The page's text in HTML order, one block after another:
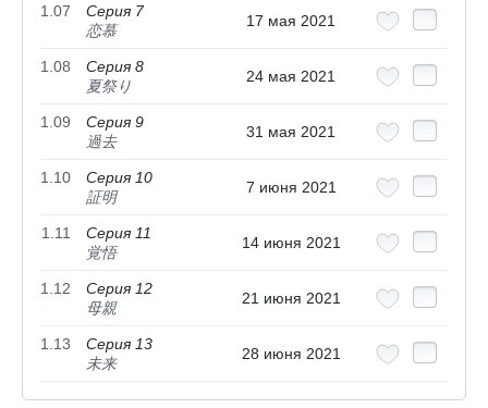
1.07
Серия 7
恋慕
17 мая 2021
1.08
Серия 8
夏祭り
24 мая 2021
1.09
Серия 9
過去
31 мая 2021
1.10
Серия 10
証明
7 июня 2021
1.11
Серия 11
覚悟
14 июня 2021
1.12
Серия 12
母親
21 июня 2021
1.13
Серия 13
未来
28 июня 2021